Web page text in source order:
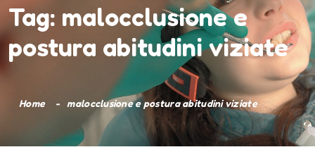
Tag: malocclusione e
postura abitudini viziate
Home malocclusione e postura abitudini viziate